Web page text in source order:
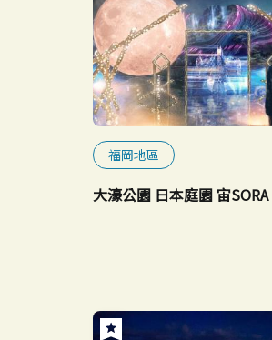
福岡地區
大濠公園 日本庭園 宙SORA